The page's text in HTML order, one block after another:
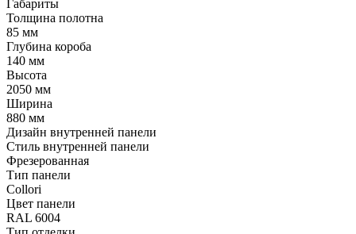
Габариты
Толщина полотна
85 мм
Глубина короба
140 мм
Высота
2050 мм
Ширина
880 мм
Дизайн внутренней панели
Стиль внутренней панели
Фрезерованная
Тип панели
Collori
Цвет панели
RAL 6004